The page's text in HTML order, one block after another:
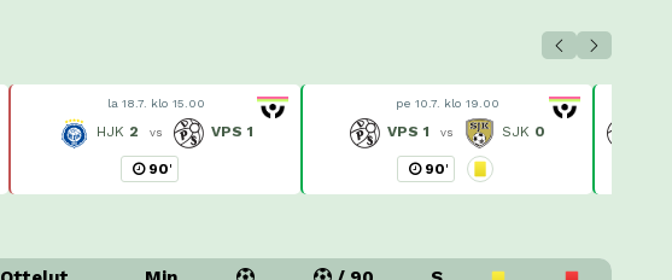
la 18.7. klo 15.00
HJK 2 vs VPS 1
90'
pe 10.7. klo 19.00
VPS 1 vs SJK 0
90'